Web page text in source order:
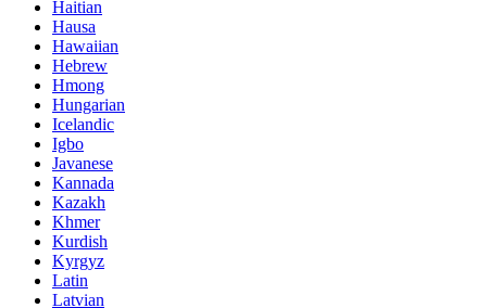
Haitian
Hausa
Hawaiian
Hebrew
Hmong
Hungarian
Icelandic
Igbo
Javanese
Kannada
Kazakh
Khmer
Kurdish
Kyrgyz
Latin
Latvian